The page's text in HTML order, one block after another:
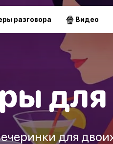
разговора 🍿 Видео
для